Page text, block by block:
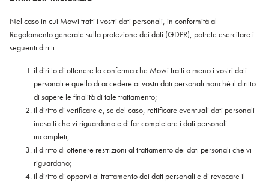
Nel caso in cui Mowi tratti i vostri dati personali, in conformità al
Regolamento generale sulla protezione dei dati (GDPR), potrete esercitare i
seguenti diritti:
il diritto di ottenere la conferma che Mowi tratti o meno i vostri dati
personali e quello di accedere ai vostri dati personali nonché il diritto
di sapere le finalità di tale trattamento;
il diritto di verificare e, se del caso, rettificare eventuali dati personali
inesatti che vi riguardano e di far completare i dati personali
incompleti;
il diritto di ottenere restrizioni al trattamento dei dati personali che vi
riguardano;
il diritto di opporvi al trattamento dei dati personali e di revocare il